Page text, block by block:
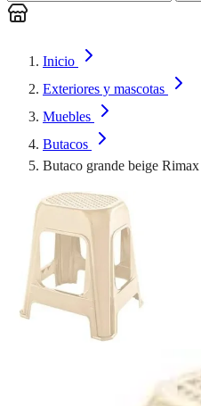
Inicio
Exteriores y mascotas
Muebles
Butacos
Butaco grande beige Rimax